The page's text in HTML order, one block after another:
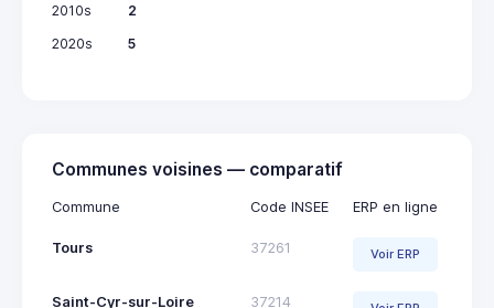
2010s
2
2020s
5
Communes voisines — comparatif
Commune Code INSEE ERP en ligne
Tours 37261 Voir ERP
Saint-Cyr-sur-Loire 37214